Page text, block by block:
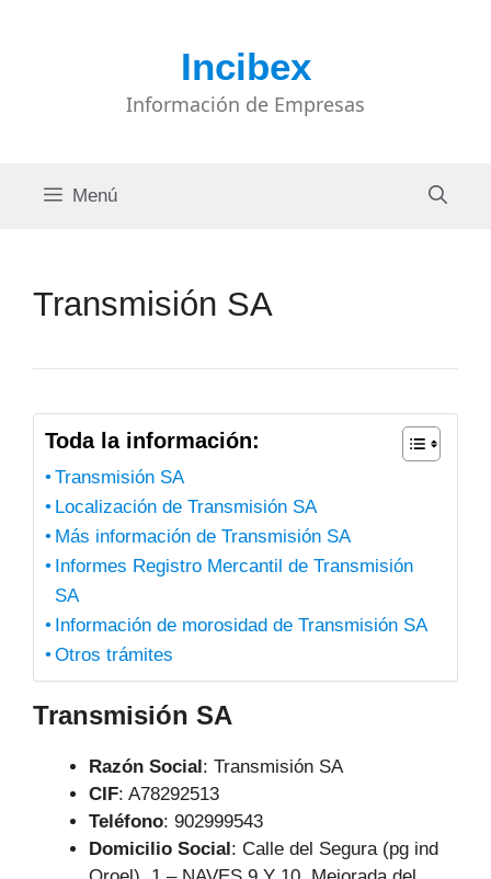
Incibex
Información de Empresas
Menú
Transmisión SA
Toda la información:
Transmisión SA
Localización de Transmisión SA
Más información de Transmisión SA
Informes Registro Mercantil de Transmisión
SA
Información de morosidad de Transmisión SA
Otros trámites
Transmisión SA
Razón Social: Transmisión SA
CIF: A78292513
Teléfono: 902999543
Domicilio Social: Calle del Segura (pg ind